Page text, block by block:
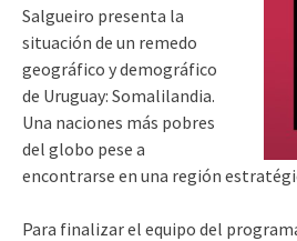
Salgueiro presenta la
situación de un remedo
geográfico y demográfico
de Uruguay: Somalilandia.
Una naciones más pobres
del globo pese a
encontrarse en una región
Para finalizar el equipo del